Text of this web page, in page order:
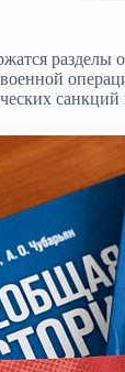
санкций